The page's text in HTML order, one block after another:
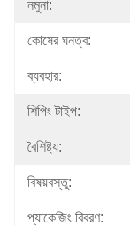
নমুনা:
কোষের ঘনত্ব:
ব্যবহার:
শিপিং টাইপ:
বৈশিষ্ট্য:
বিষয়বস্তু:
প্যাকেজিং বিবরণ: